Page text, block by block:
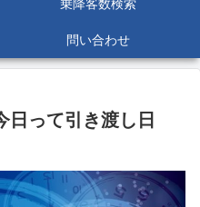
乗降客数検索
問い合わせ
日って引き渡し日